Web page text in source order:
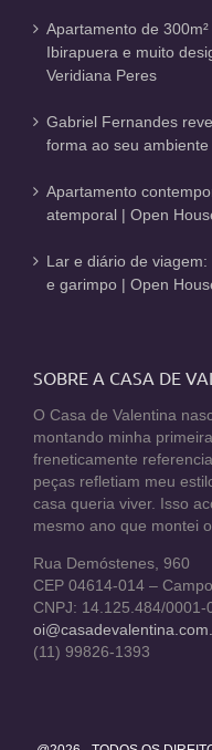
Apartamento de
Ibirapuera e muito
Veridiana Peres
Gabriel Fernandes
forma ao seu
Apartamento
atemporal | Open
Lar e diário de
e garimpo | Open
SOBRE A CASA DE
O Casa de Valentina
montando minha
freneticamente
peças refletiam meu
casa queria viver. Isso
mesmo ano que montei
Rua Demóstenes, 960
CEP 04614-014 –
CNPJ: 14.125.484/0001-
(11) 99826-1393